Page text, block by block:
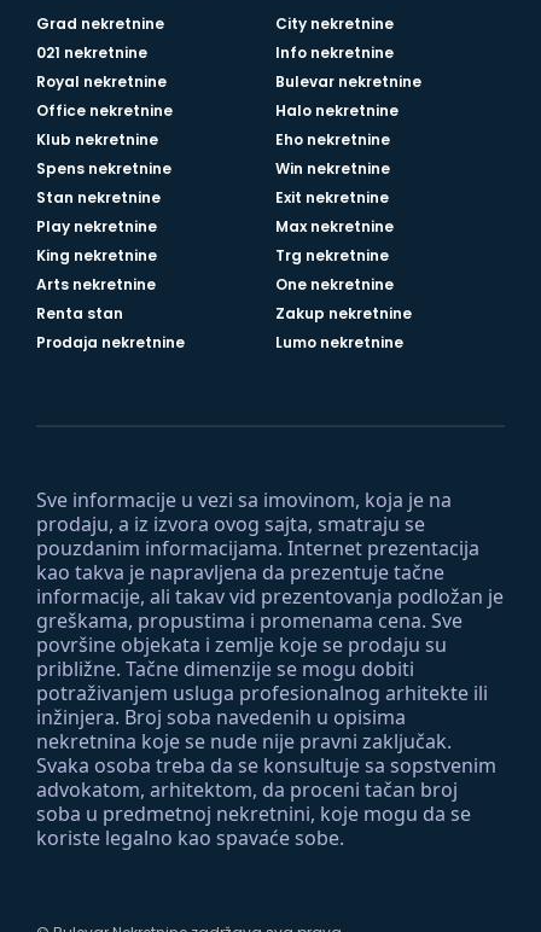
Sve informacije u vezi sa imovinom, koja je na
prodaju, a iz izvora ovog sajta, smatraju se
pouzdanim informacijama. Internet prezentacija
kao takva je napravljena da prezentuje tačne
informacije, ali takav vid prezentovanja podložan je
greškama, propustima i promenama cena. Sve
površine objekata i zemlje koje se prodaju su
približne. Tačne dimenzije se mogu dobiti
potraživanjem usluga profesionalnog arhitekte ili
inžinjera. Broj soba navedenih u opisima
nekretnina koje se nude nije pravni zaključak.
Svaka osoba treba da se konsultuje sa sopstvenim
advokatom, arhitektom, da proceni tačan broj
soba u predmetnoj nekretnini, koje mogu da se
koriste legalno kao spavaće sobe.
Grad nekretnine
City nekretnine
021 nekretnine
Info nekretnine
Royal nekretnine
Bulevar nekretnine
Office nekretnine
Halo nekretnine
Klub nekretnine
Eho nekretnine
Spens nekretnine
Win nekretnine
Stan nekretnine
Exit nekretnine
Play nekretnine
Max nekretnine
King nekretnine
Trg nekretnine
Arts nekretnine
One nekretnine
Renta stan
Zakup nekretnine
Prodaja nekretnine
Lumo nekretnine